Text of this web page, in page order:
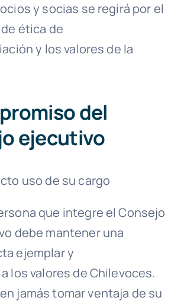
y socias se regirá por el
ética de
y los valores de la
del
ejecutivo
uso de su cargo
que integre el Consejo
debe mantener una
ejemplar y
los valores de Chilevoces.
jamás tomar ventaja de su